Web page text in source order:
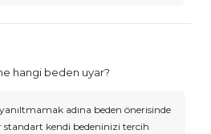
hangi beden uyar?
adına beden önerisinde
kendi bedeninizi tercih